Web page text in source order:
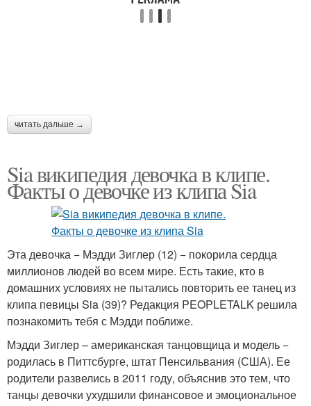
читать дальше →
Sia википедия девочка в клипе.
Факты о девочке из клипа Sia
Эта девочка − Мэдди Зиглер (12) − покорила сердца
миллионов людей во всем мире. Есть такие, кто в
домашних условиях не пытались повторить ее танец из
клипа певицы Sia (39)? Редакция PEOPLETALK решила
познакомить тебя с Мэдди поближе.
Мэдди Зиглер – американская танцовщица и модель −
родилась в Питтсбурге, штат Пенсильвания (США). Ее
родители развелись в 2011 году, объяснив это тем, что
танцы девочки ухудшили финансовое и эмоциональное